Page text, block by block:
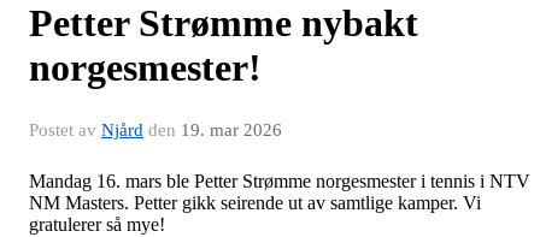
Petter Strømme nybakt
norgesmester!
Postet av Njård den 19. mar 2026
Mandag 16. mars ble Petter Strømme norgesmester i tennis i NTV
NM Masters. Petter gikk seirende ut av samtlige kamper. Vi
gratulerer så mye!